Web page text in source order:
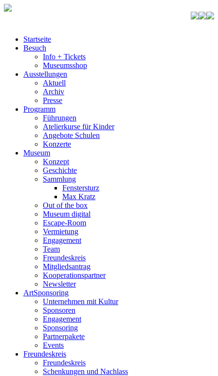
Startseite
Besuch
Info + Tickets
Museumsshop
Ausstellungen
Aktuell
Archiv
Presse
Programm
Führungen
Atelierkurse für Kinder
Angebote Schulen
Konzerte
Museum
Konzept
Geschichte
Sammlung
Fenstersturz
Max Kratz
Out of the box
Museum digital
Escape-Room
Vermietung
Engagement
Team
Freundeskreis
Mitgliedsantrag
Kooperationspartner
Newsletter
ArtSponsoring
Unternehmen mit Kultur
Sponsoren
Engagement
Sponsoring
Partnerpakete
Events
Freundeskreis
Freundeskreis
Schenkungen und Nachlass